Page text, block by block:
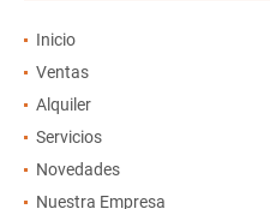
Inicio
Ventas
Alquiler
Servicios
Novedades
Nuestra Empresa